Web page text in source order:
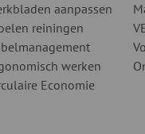
aanpassen
reiningen
werken
Economie